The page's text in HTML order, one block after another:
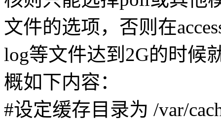
文件的选项，否则在
log等文件达到2G的时候
概如下内容：
#设定缓存目录为 /var/